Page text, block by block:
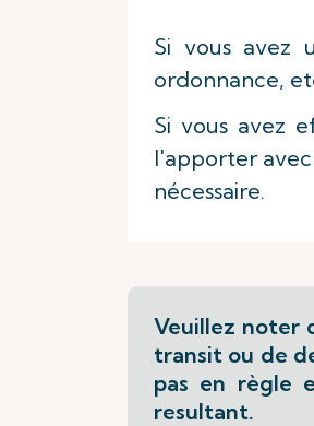
Si vous avez
ordonnance,
Si vous avez
l'apporter
nécessaire.
Veuillez noter
transit ou de
pas en règle
resultant.